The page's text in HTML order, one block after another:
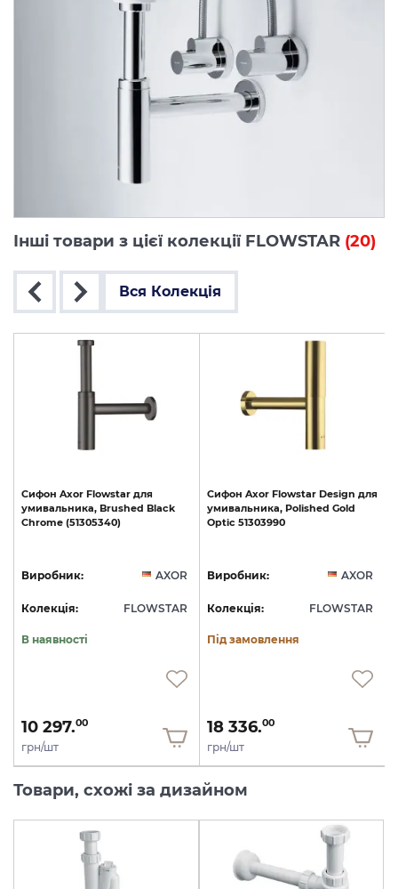
Інші товари з цієї колекції FLOWSTAR (20)
Вся Колекція
Сифон Axor Flowstar для
умивальника, Brushed Black
Chrome (51305340)
Виробник: AXOR
Колекція: FLOWSTAR
В наявності
10 297.00
грн/шт
Сифон Axor Flowstar Design для
умивальника, Polished Gold
Optic 51303990
Виробник: AXOR
Колекція: FLOWSTAR
Під замовлення
18 336.00
грн/шт
Товари, схожі за дизайном